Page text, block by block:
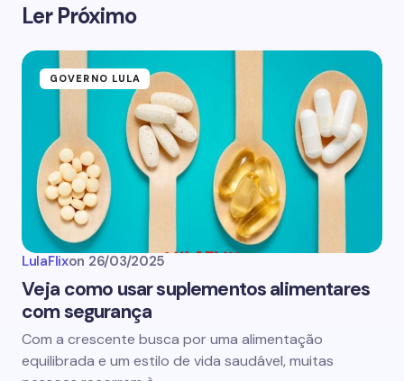
Ler Próximo
GOVERNO LULA
LulaFlixon 26/03/2025
Veja como usar suplementos alimentares
com segurança
Com a crescente busca por uma alimentação
equilibrada e um estilo de vida saudável, muitas